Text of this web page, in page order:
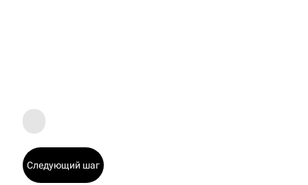
Следующий шаг